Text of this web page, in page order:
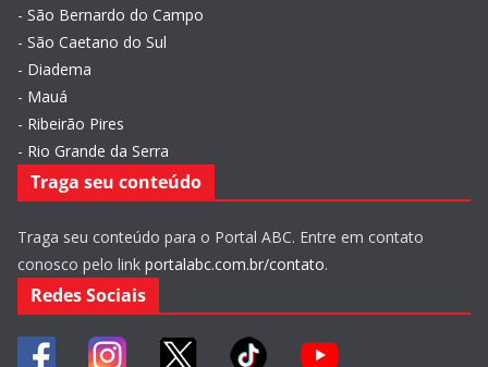
- São Bernardo do Campo
- São Caetano do Sul
- Diadema
- Mauá
- Ribeirão Pires
- Rio Grande da Serra
Traga seu conteúdo
Traga seu conteúdo para o Portal ABC. Entre em contato
conosco pelo link portalabc.com.br/contato.
Redes Sociais